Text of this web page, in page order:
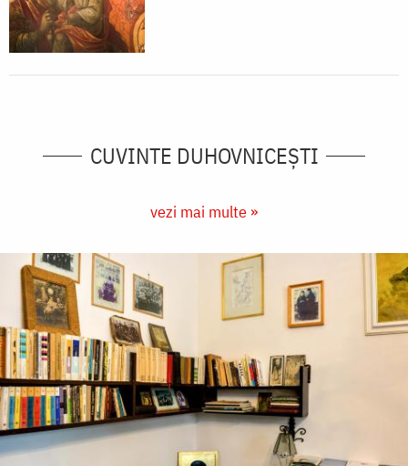
CUVINTE DUHOVNICEȘTI
vezi mai multe »